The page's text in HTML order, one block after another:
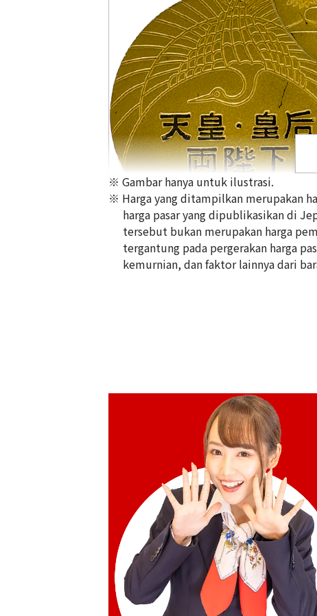
24K Gold (K24) Golden Wedding
the Emperor and Empress
※ Gambar hanya untuk ilustrasi.
※ Harga yang ditampilkan merupakan
harga pasar yang dipublikasikan di
tersebut bukan merupakan harga
tergantung pada pergerakan harga
kemurnian, dan faktor lainnya dari